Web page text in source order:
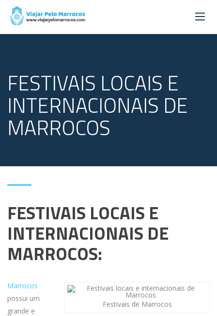
FESTIVAIS LOCAIS E
INTERNACIONAIS DE
MARROCOS
FESTIVAIS LOCAIS E
INTERNACIONAIS DE
MARROCOS:
Festivais de Marrocos
Marrocos
possui um
grande e